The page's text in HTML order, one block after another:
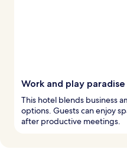
Work and play paradise
This hotel blends business
options. Guests can enjoy
after productive meetings.